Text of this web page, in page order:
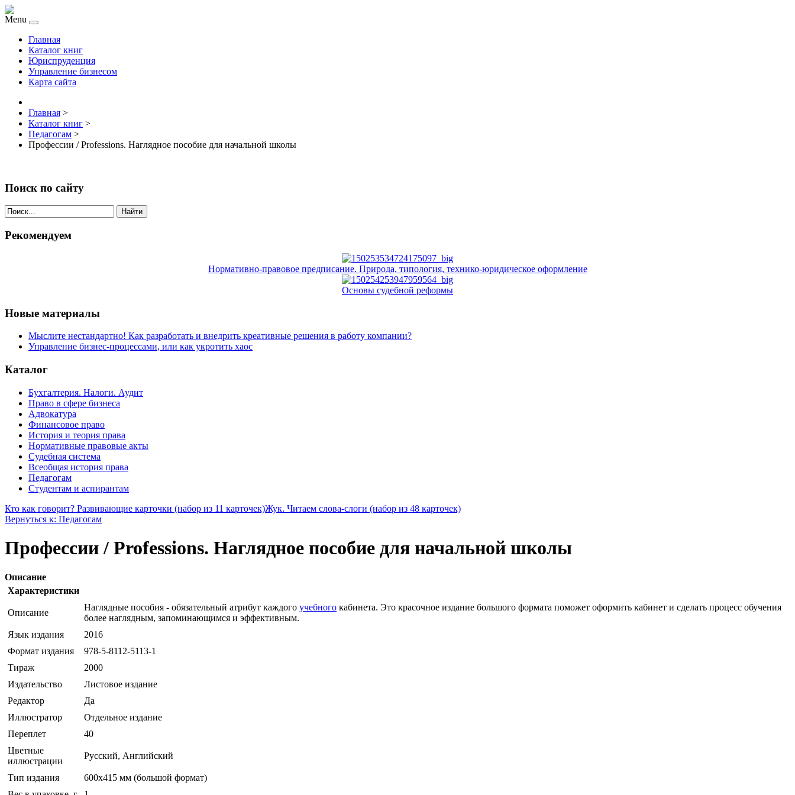
Menu
Главная
Каталог книг
Юриспруденция
Управление бизнесом
Карта сайта
Главная >
Каталог книг >
Педагогам >
Профессии / Professions. Наглядное пособие для начальной школы
Поиск по сайту
Найти
Рекомендуем
Нормативно-правовое предписание. Природа, типология, технико-юридическое оформление
Основы судебной реформы
Новые материалы
Мыслите нестандартно! Как разработать и внедрить креативные решения в работу компании?
Управление бизнес-процессами, или как укротить хаос
Каталог
Бухгалтерия. Налоги. Аудит
Право в сфере бизнеса
Адвокатура
Финансовое право
История и теория права
Нормативные правовые акты
Судебная система
Всеобщая история права
Педагогам
Студентам и аспирантам
Кто как говорит? Развивающие карточки (набор из 11 карточек)Жук. Читаем слова-слоги (набор из 48 карточек)
Вернуться к: Педагогам
Профессии / Professions. Наглядное пособие для начальной школы
Описание
Характеристики
Описание
Наглядные пособия - обязательный атрибут каждого учебного кабинета. Это красочное издание большого формата поможет оформить кабинет и сделать процесс обучения
более наглядным, запоминающимся и эффективным.
Язык издания
2016
Формат издания
978-5-8112-5113-1
Тираж
2000
Издательство
Листовое издание
Редактор
Да
Иллюстратор
Отдельное издание
Переплет
40
Цветные
иллюстрации
Русский, Английский
Тип издания
600x415 мм (большой формат)